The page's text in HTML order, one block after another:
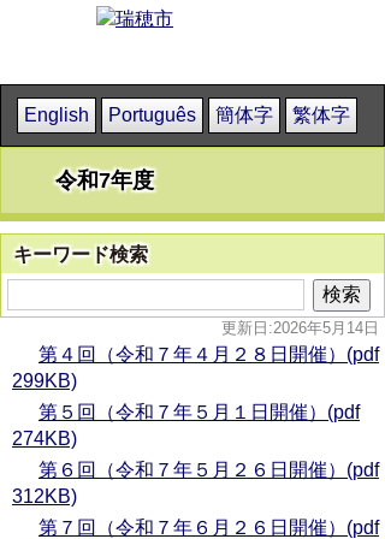
English Português 簡体字 繁体字
令和7年度
キーワード検索
更新日:2026年5月14日
第４回（令和７年４月２８日開催）(pdf
299KB)
第５回（令和７年５月１日開催）(pdf
274KB)
第６回（令和７年５月２６日開催）(pdf
312KB)
第７回（令和７年６月２６日開催）(pdf